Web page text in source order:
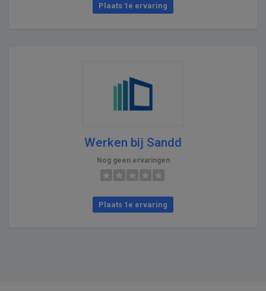
Plaats 1e ervaring
Werken bij Sandd
Nog geen ervaringen
Plaats 1e ervaring